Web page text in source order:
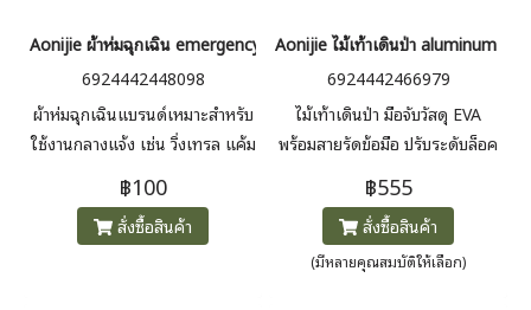
Aonijie ผ้าห่มฉุกเฉิน emergency blanket
6924442448098
ผ้าห่มฉุกเฉินแบรนด์เหมาะสำหรับ
ใช้งานกลางแจ้ง เช่น วิ่งเทรล แค้ม
ใช้วัสดุสะท้อนความร้อนช่วยกักเก็บ
ความอบอุ่นและสะท้อนสัญญาณ
฿100
สั่งซื้อสินค้า
Aonijie ไม้เท้าเดินป่า aluminum
6924442466979
ไม้เท้าเดินป่า มือจับวัสดุ EVA
พร้อมสายรัดข้อมือ ปรับระดับล็อค
จากAluminum Alloy
฿555
สั่งซื้อสินค้า
(มีหลายคุณสมบัติให้เลือก)